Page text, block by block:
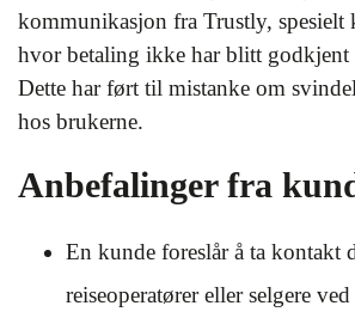
kommunikasjon fra Trustly,
hvor betaling ikke har blitt godkjent
Dette har ført til mistanke om
hos brukerne.
Anbefalinger fra
En kunde foreslår å ta kontakt
reiseoperatører eller selgere